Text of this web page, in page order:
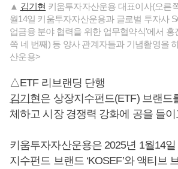
▲ 김기현 키움투자자산운용 대표이사(오른
월14일 키움투자자산운용과 글로벌 투자사
업금융 분야 협력을 위한 업무협약식'에서 홍
쪽 네 번째) 등 양사 관계자들과 기념촬영을
산운용>
△ETF 리브랜딩 단행
김기현은 상장지수펀드(ETF) 브랜드
체하고 시장 경쟁력 강화에 공을 들이
키움투자자산운용은 2025년 1월14
지수펀드 브랜드 ‘KOSEF’와 액티브